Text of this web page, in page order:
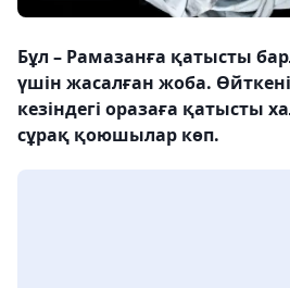
Бұл – Рамазанға қатысты
үшін жасалған жоба.
кезіндегі оразаға қатысты
сұрақ қоюшылар көп.